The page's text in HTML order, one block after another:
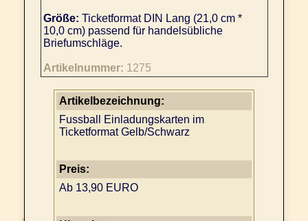
Größe: Ticketformat DIN Lang (21,0 cm *
10,0 cm) passend für handelsübliche
Briefumschläge.
Artikelnummer: 1275
Artikelbezeichnung:
Fussball Einladungskarten im
Ticketformat Gelb/Schwarz
Preis:
Ab 13,90 EURO